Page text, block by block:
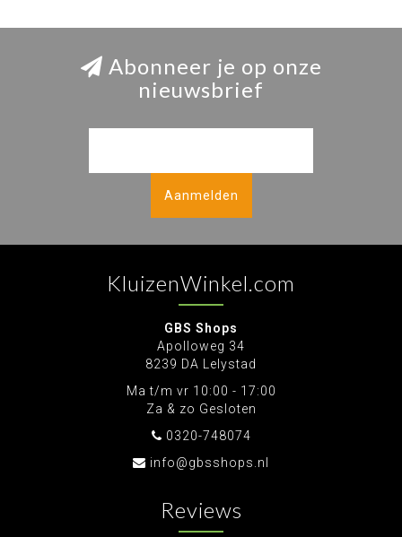
Abonneer je op onze
nieuwsbrief
Aanmelden
KluizenWinkel.com
GBS Shops
Apolloweg 34
8239 DA Lelystad
Ma t/m vr 10:00 - 17:00
Za & zo Gesloten
0320-748074
info@gbsshops.nl
Reviews